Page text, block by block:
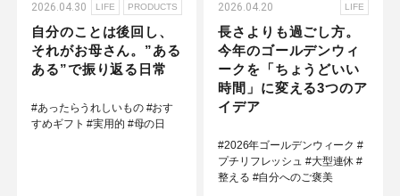
2026.04.30 LIFE PRODUCTS
自分のことは後回し、
それがお母さん。”ある
ある”で振り返る日常
#あったらうれしいもの #おす
すめギフト #実用的 #母の日
2026.04.20 LIFE
長さよりも過ごし方。
今年のゴールデンウィ
ークを「ちょうどいい
時間」に変える3つのア
イデア
#2026年ゴールデンウィーク #
プチリフレッシュ #大型連休 #
整える #自分へのご褒美